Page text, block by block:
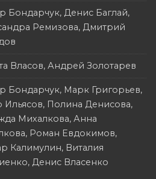
Бондарчук, Денис Баглай,
Ремизова, Дмитрий
Власов, Андрей Золотарев
Бондарчук, Марк Григорьев,
Ильясов, Полина Денисова,
Михалкова, Анна
Роман Евдокимов,
Калимулин, Виталия
Денис Власенко